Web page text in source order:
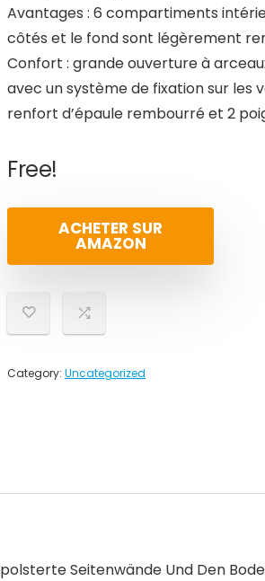
Avantages : 6 compartiments
côtés et le fond sont légèrement
Confort : grande ouverture à
avec un système de fixation sur les
renfort d’épaule rembourré et 2
Free!
ACHETER SUR
AMAZON
Category: Uncategorized
Seitenwände Und Den